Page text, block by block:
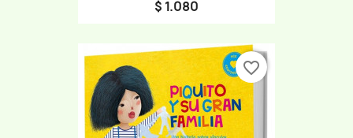
$ 1.080
favorite_border